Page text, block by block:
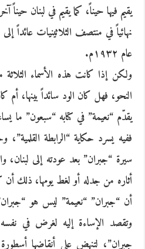
يقيم فيها حيناً، كما يقيم في لبنان
نهائياً في منتصف الثلاثينيات عائداً
عام ١٩٣٢م.
ولكن إذا كانت هذه الأسماء الثلاثة
النحو، فهل كان الود سائداً بينها، أم
يقدّم “نعيمة” في كتابه “سبعون” ما
ففيه يسرد حكاية “الرابطة
سيرة “جبران” بعد عودته إلى لبنان،
أثاره من جدله أو لغط يومها، ذلك أن
أن “جبران” “نعيمة” ليس هو
وتقصد الإساءة إليه لغرض في
جبران”، لتنهض على أنقاضها